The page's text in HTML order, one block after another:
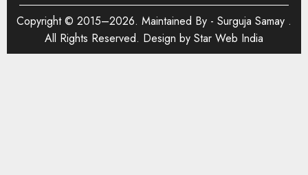
Copyright © 2015–2026. Maintained By - Surguja Samay .
All Rights Reserved. Design by Star Web India